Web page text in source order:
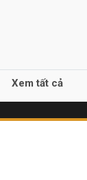
Xem tất cả